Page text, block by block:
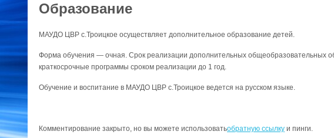
Образование
МАУДО ЦВР с.Троицкое осуществляет дополнительное образование детей.
Форма обучения — очная. Срок реализации дополнительных общеобразовательных
краткосрочные программы сроком реализации до 1 год.
Обучение и воспитание в МАУДО ЦВР с.Троицкое ведется на русском языке.
Комментирование закрыто, но вы можете использоватьобратную ссылку и пинги.